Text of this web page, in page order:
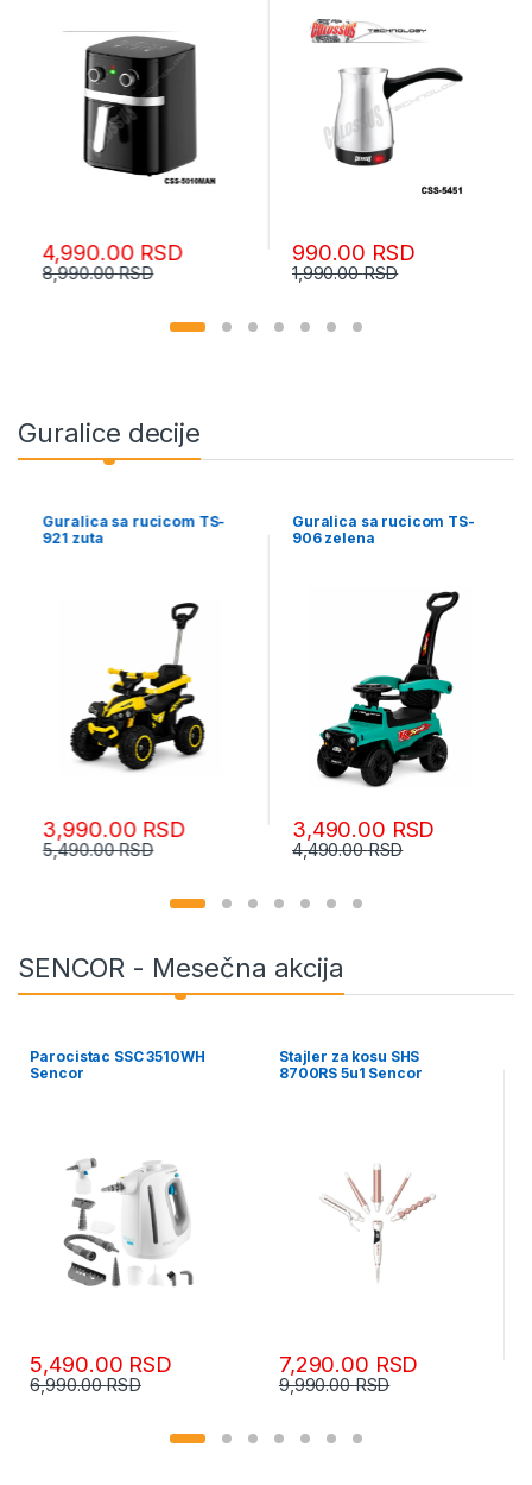
990.00
1,990.00
1,390.00
1,990.00
Guralice decije
Guralica sa rucicom TS-
921 zuta
3,990.00 RSD
5,490.00RSD
Guralica sa rucicom TS-
906 zelena
3,490.00 RSD
4,490.00RSD
SENCOR - Mesečna akcija
Stajler za kosu SHS
8700RS 5u1 Sencor
7,290.00RSD
9,990.00RSD
Bežični ručni usisivač 4u1
SVC 0675BK-EUE2
18,990.00RSD
24,990.00RSD